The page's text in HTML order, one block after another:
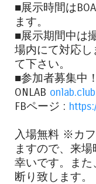
■展示時間は
ます。
■展示期間中は
場内にて対応
て下さい。
■参加者募集中
ONLAB onlab.club
FBページ :
入場無料 ※カ
ますので、来
幸いです。ま
断り致します。